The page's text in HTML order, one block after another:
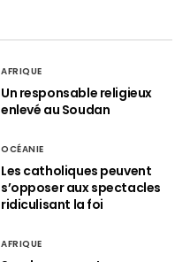
AFRIQUE
Un responsable religieux
enlevé au Soudan
OCÉANIE
Les catholiques peuvent
s’opposer aux spectacles
ridiculisant la foi
AFRIQUE